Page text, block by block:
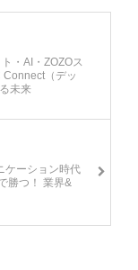
・AI・ZOZOス
Connect（デッ
未来
ケーション時代
勝つ！ 業界&